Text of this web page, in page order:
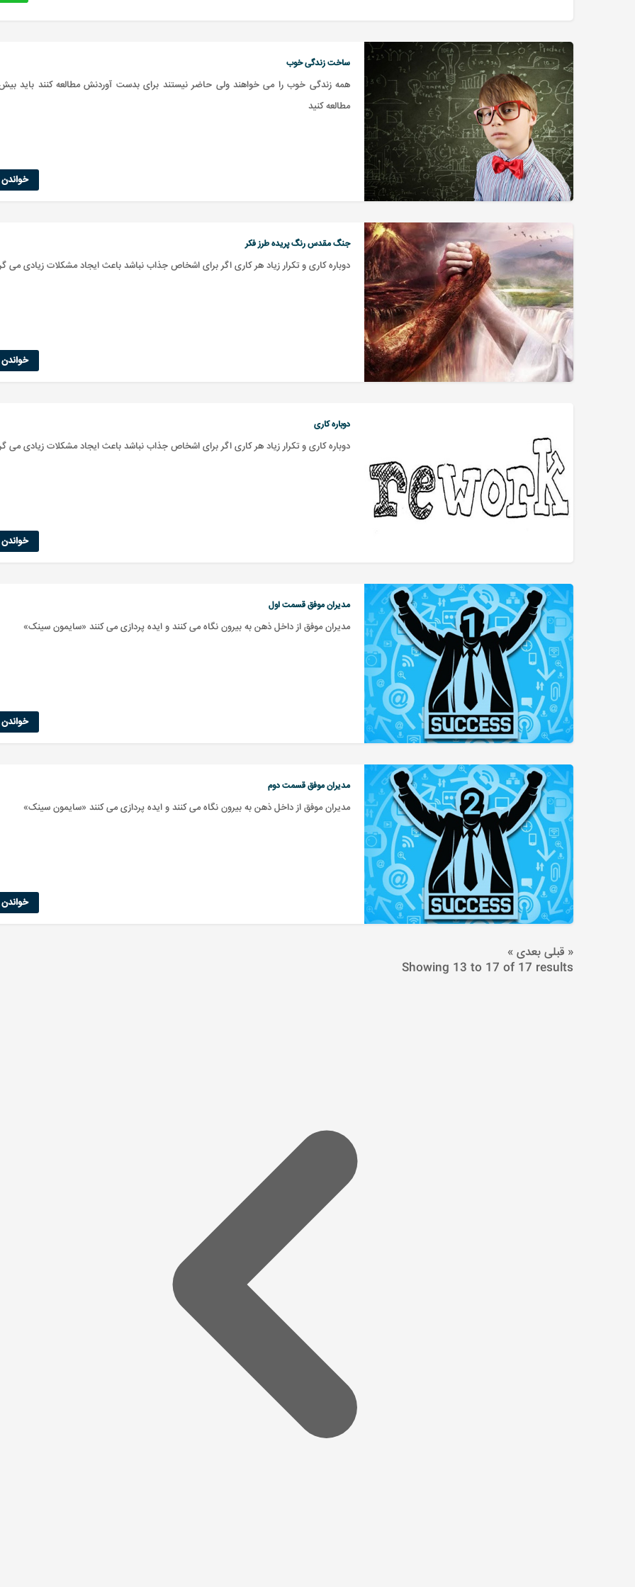
ساخت زندگی خوب
همه زندگی خوب را می خواهند ولی حاضر نیستند برای بدست آوردنش مطالعه کنند باید
مطالعه کنید
خواندن
جنگ مقدس رنگ پریده طرز فکر
دوباره کاری و تکرار زیاد هر کاری اگر برای اشخاص جذاب نباشد باعث ایجاد مشکلات زیادی می
خواندن
دوباره کاری
دوباره کاری و تکرار زیاد هر کاری اگر برای اشخاص جذاب نباشد باعث ایجاد مشکلات زیادی می
خواندن
مدیران موفق قسمت اول
مدیران موفق از داخل ذهن به بیرون نگاه می کنند و ایده پردازی می کنند «سایمون سینک»
خواندن
مدیران موفق قسمت دوم
مدیران موفق از داخل ذهن به بیرون نگاه می کنند و ایده پردازی می کنند «سایمون سینک»
خواندن
« قبلی بعدی »
Showing 13 to 17 of 17 results